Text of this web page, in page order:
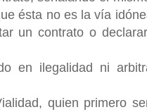
ésta no es la vía
un contrato o
en ilegalidad ni
quien primero